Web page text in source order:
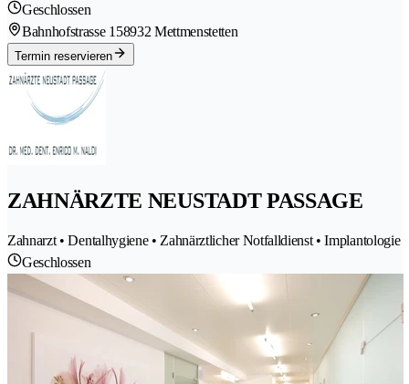
Geschlossen
Bahnhofstrasse 158932 Mettmenstetten
Termin reservieren
ZAHNÄRZTE NEUSTADT PASSAGE
Zahnarzt • Dentalhygiene • Zahnärztlicher Notfalldienst • Implantologie
Geschlossen